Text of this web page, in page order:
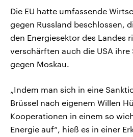
Die EU hatte umfassende
gegen Russland beschlossen,
den Energiesektor des Landes
verschärften auch die USA
gegen Moskau.
„Indem man sich in eine
Brüssel nach eigenem Willen
Kooperationen in einem so
Energie auf“, hieß es in einer